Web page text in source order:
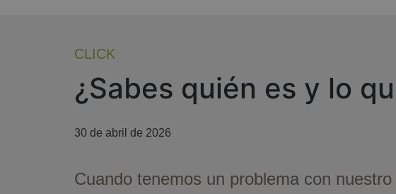
CLICK
¿Sabes quién es y lo
30 de abril de 2026
Cuando tenemos un problema con